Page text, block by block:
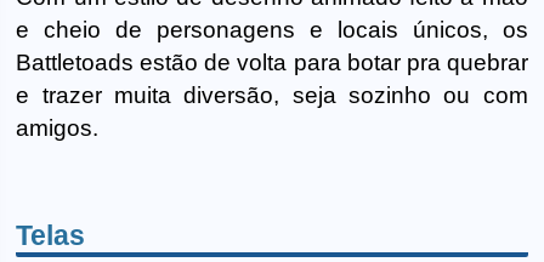
e cheio de personagens e locais únicos, os
Battletoads estão de volta para botar pra quebrar
e trazer muita diversão, seja sozinho ou com
amigos.
Telas